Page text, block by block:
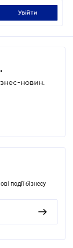
увійти
новин.
події бізнесу